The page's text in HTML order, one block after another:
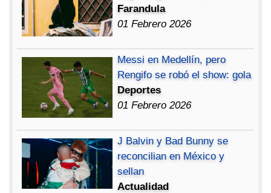
Farandula
01 Febrero 2026
Messi en Medellín, pero
Rengifo se robó el show: gola
Deportes
01 Febrero 2026
J Balvin y Bad Bunny se
reconcilian en México y
sellan
Actualidad